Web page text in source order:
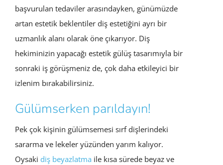
başvurulan tedaviler arasındayken, günümüzde
artan estetik beklentiler diş estetiğini ayrı bir
uzmanlık alanı olarak öne çıkarıyor. Diş
hekiminizin yapacağı estetik gülüş tasarımıyla bir
sonraki iş görüşmeniz de, çok daha etkileyici bir
izlenim bırakabilirsiniz.
Gülümserken parıldayın!
Pek çok kişinin gülümsemesi sırf dişlerindeki
sararma ve lekeler yüzünden yarım kalıyor.
Oysaki diş beyazlatma ile kısa sürede beyaz ve